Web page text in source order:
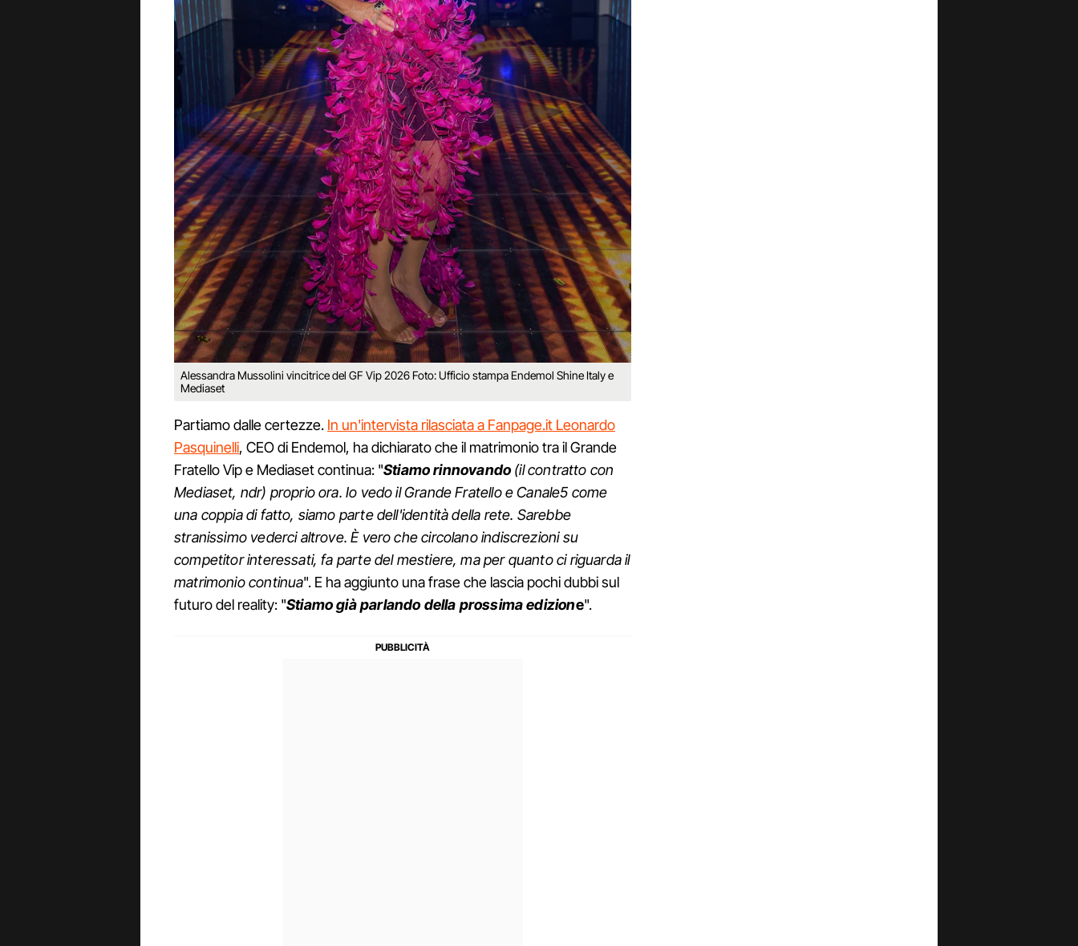
Alessandra Mussolini vincitrice del GF Vip 2026 Foto: Ufficio stampa Endemol Shine Italy e
Mediaset
Partiamo dalle certezze. In un'intervista rilasciata a Fanpage.it Leonardo
Pasquinelli, CEO di Endemol, ha dichiarato che il matrimonio tra il Grande
Fratello Vip e Mediaset continua: "Stiamo rinnovando (il contratto con
Mediaset, ndr) proprio ora. Io vedo il Grande Fratello e Canale5 come
una coppia di fatto, siamo parte dell'identità della rete. Sarebbe
stranissimo vederci altrove. È vero che circolano indiscrezioni su
competitor interessati, fa parte del mestiere, ma per quanto ci riguarda il
matrimonio continua". E ha aggiunto una frase che lascia pochi dubbi sul
futuro del reality: "Stiamo già parlando della prossima edizione".